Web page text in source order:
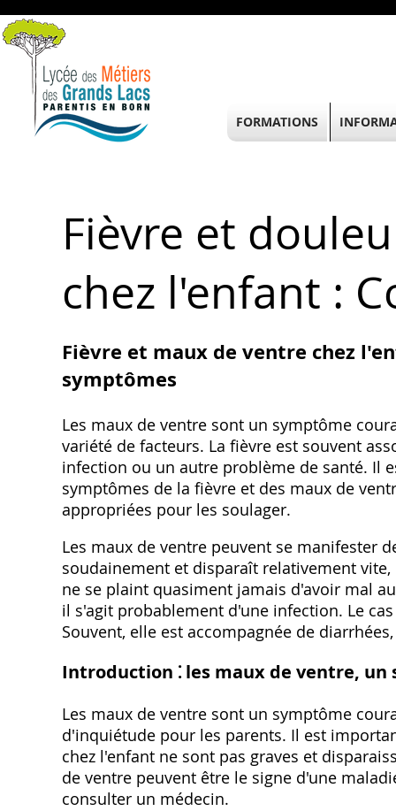
Fièvre et
chez l'enfant :
Fièvre et maux de ventre chez
symptômes
Les maux de ventre sont un symptôme
variété de facteurs. La fièvre est souvent
infection ou un autre problème de santé. Il
symptômes de la fièvre et des maux de
appropriées pour les soulager.
Les maux de ventre peuvent se manifester
soudainement et disparaît relativement
ne se plaint quasiment jamais d'avoir mal
il s'agit probablement d'une infection. Le
Souvent‚ elle est accompagnée de
Introduction ⁚ les maux de ventre‚
Les maux de ventre sont un symptôme
d'inquiétude pour les parents. Il est
chez l'enfant ne sont pas graves et
de ventre peuvent être le signe d'une
consulter un médecin.
FORMATIONS